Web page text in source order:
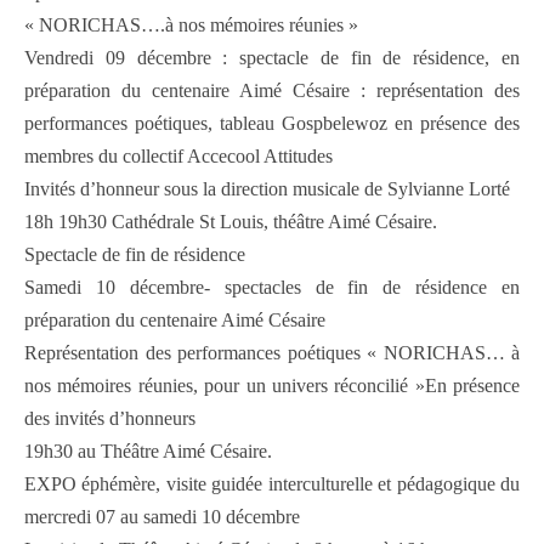
« NORICHAS….à nos mémoires réunies »
Vendredi 09 décembre : spectacle de fin de résidence, en
préparation du centenaire Aimé Césaire : représentation des
performances poétiques, tableau Gospbelewoz en présence des
membres du collectif Accecool Attitudes
Invités d’honneur sous la direction musicale de Sylvianne Lorté
18h 19h30 Cathédrale St Louis, théâtre Aimé Césaire.
Spectacle de fin de résidence
Samedi 10 décembre- spectacles de fin de résidence en
préparation du centenaire Aimé Césaire
Représentation des performances poétiques « NORICHAS… à
nos mémoires réunies, pour un univers réconcilié »En présence
des invités d’honneurs
19h30 au Théâtre Aimé Césaire.
EXPO éphémère, visite guidée interculturelle et pédagogique du
mercredi 07 au samedi 10 décembre